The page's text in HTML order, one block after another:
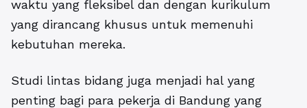
waktu yang fleksibel dan dengan kurikulum
yang dirancang khusus untuk memenuhi
kebutuhan mereka.
Studi lintas bidang juga menjadi hal yang
penting bagi para pekerja di Bandung yang